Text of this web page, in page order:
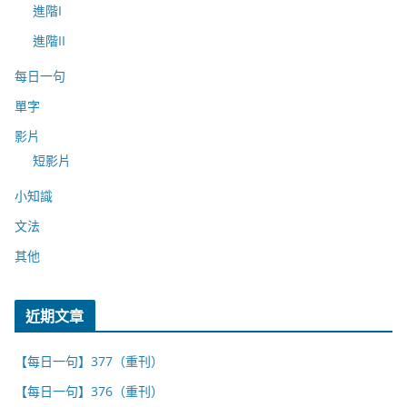
進階I
進階II
每日一句
單字
影片
短影片
小知識
文法
其他
近期文章
【每日一句】377（重刊）
【每日一句】376（重刊）